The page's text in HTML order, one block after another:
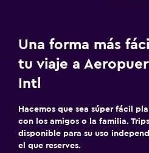
Una forma más
tu viaje a
Intl
Hacemos que sea súper fácil
con los amigos o la familia.
disponible para su uso
el que reserves.